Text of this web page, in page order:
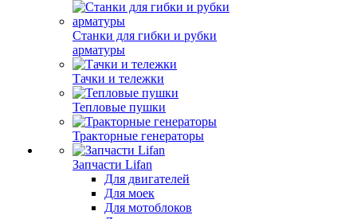
Станки для гибки и рубки
арматуры
Тачки и тележки
Тепловые пушки
Тракторные генераторы
Запчасти Lifan
Для двигателей
Для моек
Для мотоблоков